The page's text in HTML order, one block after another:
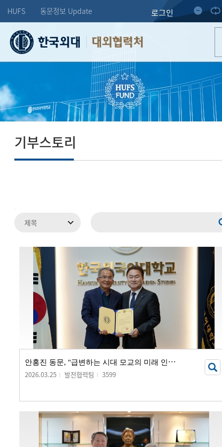
HUFS 동문정보 Update 로그인
대외협력처
기부스토리
안
홍진 동문, "급변하는 시대 모교의 미래 인재 양성에 보탬되길"...
2026.03.25 발전협력팀 3599